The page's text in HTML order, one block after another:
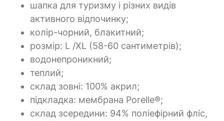
шапка для туризму і різних видів
активного відпочинку;
колір-чорний, блакитний;
розмір: L /XL (58-60 сантиметрів);
водонепроникний;
теплий;
склад зовні: 100% акрил;
підкладка: мембрана Porelle®;
склад зсередини: 94% поліефірний фліс,